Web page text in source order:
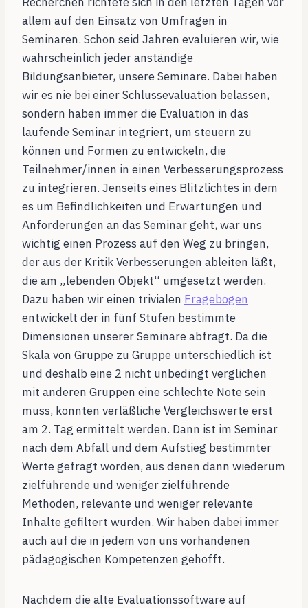
allem auf den Einsatz von Umfragen in
Seminaren. Schon seid Jahren evaluieren wir, wie
wahrscheinlich jeder anständige
Bildungsanbieter, unsere Seminare. Dabei haben
wir es nie bei einer Schlussevaluation belassen,
sondern haben immer die Evaluation in das
laufende Seminar integriert, um steuern zu
können und Formen zu entwickeln, die
Teilnehmer/innen in einen Verbesserungsprozess
zu integrieren. Jenseits eines Blitzlichtes in dem
es um Befindlichkeiten und Erwartungen und
Anforderungen an das Seminar geht, war uns
wichtig einen Prozess auf den Weg zu bringen,
der aus der Kritik Verbesserungen ableiten läßt,
die am „lebenden Objekt“ umgesetzt werden.
Dazu haben wir einen trivialen Fragebogen
entwickelt der in fünf Stufen bestimmte
Dimensionen unserer Seminare abfragt. Da die
Skala von Gruppe zu Gruppe unterschiedlich ist
und deshalb eine 2 nicht unbedingt verglichen
mit anderen Gruppen eine schlechte Note sein
muss, konnten verläßliche Vergleichswerte erst
am 2. Tag ermittelt werden. Dann ist im Seminar
nach dem Abfall und dem Aufstieg bestimmter
Werte gefragt worden, aus denen dann wiederum
zielführende und weniger zielführende
Methoden, relevante und weniger relevante
Inhalte gefiltert wurden. Wir haben dabei immer
auch auf die in jedem von uns vorhandenen
pädagogischen Kompetenzen gehofft.
Nachdem die alte Evaluationssoftware auf